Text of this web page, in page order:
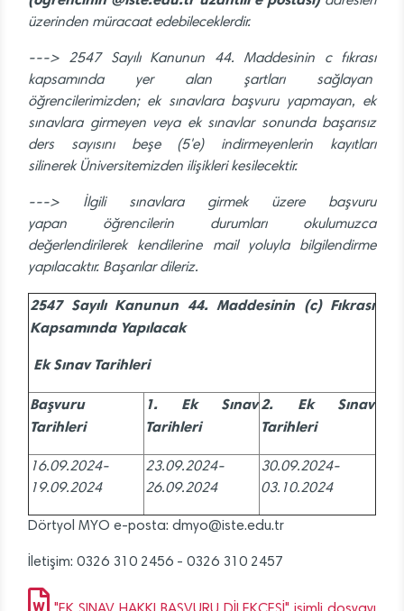
üzerinden müracaat edebileceklerdir.
---> 2547 Sayılı Kanunun 44. Maddesinin c fıkrası
kapsamında yer alan şartları sağlayan
öğrencilerimizden; ek sınavlara başvuru yapmayan, ek
sınavlara girmeyen veya ek sınavlar sonunda başarısız
ders sayısını beşe (5'e) indirmeyenlerin kayıtları
silinerek Üniversitemizden ilişikleri kesilecektir.
---> İlgili sınavlara girmek üzere başvuru
yapan öğrencilerin durumları okulumuzca
değerlendirilerek kendilerine mail yoluyla bilgilendirme
yapılacaktır. Başarılar dileriz.
2547 Sayılı Kanunun 44. Maddesinin (c) Fıkrası
Kapsamında Yapılacak
Ek Sınav Tarihleri
Başvuru
Tarihleri
1. Ek Sınav
Tarihleri
2. Ek Sınav
Tarihleri
16.09.2024-
19.09.2024
23.09.2024-
26.09.2024
30.09.2024-
03.10.2024
Dörtyol MYO e-posta: dmyo@iste.edu.tr
İletişim: 0326 310 2456 - 0326 310 2457